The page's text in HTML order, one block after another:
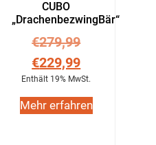
CUBO
„DrachenbezwingBär“
€279,99
€229,99
Enthält 19% MwSt.
Mehr erfahren